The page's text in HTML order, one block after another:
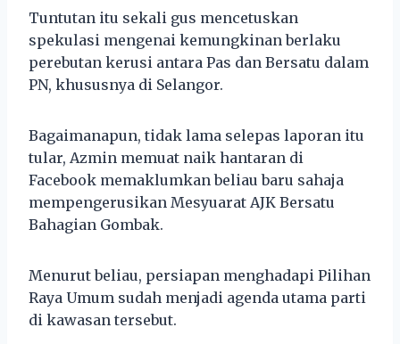
Tuntutan itu sekali gus mencetuskan
spekulasi mengenai kemungkinan berlaku
perebutan kerusi antara Pas dan Bersatu dalam
PN, khususnya di Selangor.
Bagaimanapun, tidak lama selepas laporan itu
tular, Azmin memuat naik hantaran di
Facebook memaklumkan beliau baru sahaja
mempengerusikan Mesyuarat AJK Bersatu
Bahagian Gombak.
Menurut beliau, persiapan menghadapi Pilihan
Raya Umum sudah menjadi agenda utama parti
di kawasan tersebut.